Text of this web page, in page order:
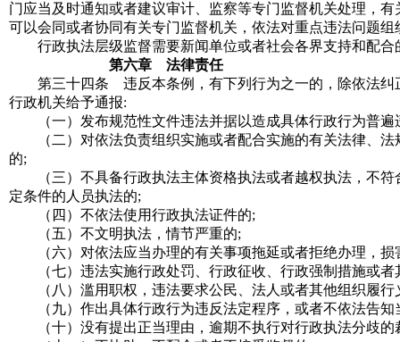
门应当及时通知或者建议审计、监察等专门监督机关处理，
可以会同或者协同有关专门监督机关，依法对重点违法问题组
行政执法层级监督需要新闻单位或者社会各界支持和配合
第六章 法律责任
第三十四条 违反本条例，有下列行为之一的，除依法纠
行政机关给予通报:
（一）发布规范性文件违法并据以造成具体行政行为普遍
（二）对依法负责组织实施或者配合实施的有关法律、法
的;
（三）不具备行政执法主体资格执法或者越权执法，不符
定条件的人员执法的;
（四）不依法使用行政执法证件的;
（五）不文明执法，情节严重的;
（六）对依法应当办理的有关事项拖延或者拒绝办理，损
（七）违法实施行政处罚、行政征收、行政强制措施或者
（八）滥用职权，违法要求公民、法人或者其他组织履行
（九）作出具体行政行为违反法定程序，或者不依法告知
（十）没有提出正当理由，逾期不执行对行政执法分歧的